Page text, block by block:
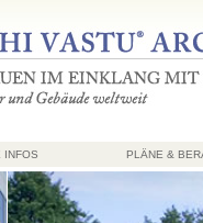
INFOS PLÄNE &